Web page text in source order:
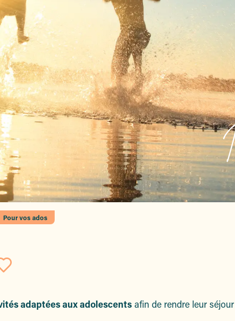
Pour vos ados
Ajouter aux favoris
adaptées aux adolescents afin de rendre leur